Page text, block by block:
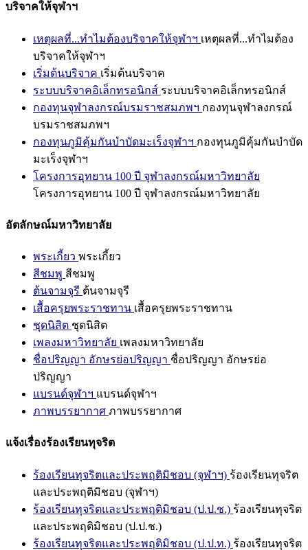
บริจาคให้จุฬาฯ
เหตุผลที่...ทำไมต้องบริจาคให้จุฬาฯ เหตุผลที่...ทำไมต้อง
บริจาคให้จุฬาฯ
เริ่มต้นบริจาค เริ่มต้นบริจาค
ระบบบริจาคอิเล็กทรอนิกส์ ระบบบริจาคอิเล็กทรอนิกส์
กองทุนจุฬาลงกรณ์บรมราชสมภพฯ กองทุนจุฬาลงกรณ์
บรมราชสมภพฯ
กองทุนภูมิคุ้มกันบำบัดมะเร็งจุฬาฯ กองทุนภูมิคุ้มกันบำบัด
มะเร็งจุฬาฯ
โครงการอุทยาน 100 ปี จุฬาลงกรณ์มหาวิทยาลัย
โครงการอุทยาน 100 ปี จุฬาลงกรณ์มหาวิทยาลัย
อัตลักษณ์มหาวิทยาลัย
พระเกี้ยว พระเกี้ยว
สีชมพู สีชมพู
ต้นจามจุรี ต้นจามจุรี
เสื้อครุยพระราชทาน เสื้อครุยพระราชทาน
ชุดนิสิต ชุดนิสิต
เพลงมหาวิทยาลัย เพลงมหาวิทยาลัย
ชื่อปริญญา อักษรย่อปริญญา ชื่อปริญญา อักษรย่อ
ปริญญา
แบรนด์จุฬาฯ แบรนด์จุฬาฯ
ภาพบรรยากาศ ภาพบรรยากาศ
แจ้งเรื่องร้องเรียนทุจริต
ร้องเรียนทุจริตและประพฤติมิชอบ (จุฬาฯ) ร้องเรียนทุจริต
และประพฤติมิชอบ (จุฬาฯ)
ร้องเรียนทุจริตและประพฤติมิชอบ (ป.ป.ช.) ร้องเรียนทุจริต
และประพฤติมิชอบ (ป.ป.ช.)
ร้องเรียนทุจริตและประพฤติมิชอบ (ป.ป.ท.) ร้องเรียนทุจริต